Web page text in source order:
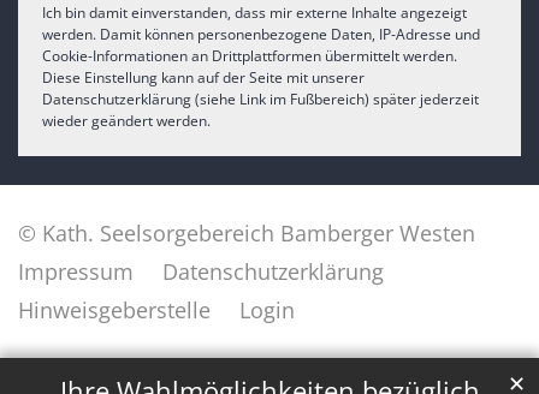
✕
Ich bin damit einverstanden, dass mir externe Inhalte angezeigt
werden. Damit können personenbezogene Daten, IP-Adresse und
Cookie-Informationen an Drittplattformen übermittelt werden.
Diese Einstellung kann auf der Seite mit unserer
Datenschutzerklärung (siehe Link im Fußbereich) später jederzeit
wieder geändert werden.
© Kath. Seelsorgebereich Bamberger Westen
Impressum
Datenschutzerklärung
Hinweisgeberstelle
Login